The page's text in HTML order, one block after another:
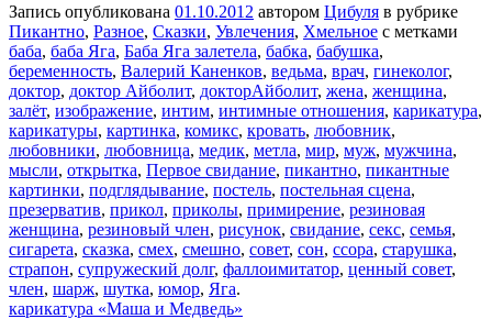
Запись опубликована 01.10.2012 автором Цибуля в рубрике
Пикантно, Разное, Сказки, Увлечения, Хмельное с метками
баба, баба Яга, Баба Яга залетела, бабка, бабушка,
беременность, Валерий Каненков, ведьма, врач, гинеколог,
доктор, доктор Айболит, докторАйболит, жена, женщина,
залёт, изображение, интим, интимные отношения, карикатура,
карикатуры, картинка, комикс, кровать, любовник,
любовники, любовница, медик, метла, мир, муж, мужчина,
мысли, открытка, Первое свидание, пикантно, пикантные
картинки, подглядывание, постель, постельная сцена,
презерватив, прикол, приколы, примирение, резиновая
женщина, резиновый член, рисунок, свидание, секс, семья,
сигарета, сказка, смех, смешно, совет, сон, ссора, старушка,
страпон, супружеский долг, фаллоимитатор, ценный совет,
член, шарж, шутка, юмор, Яга.
карикатура «Маша и Медведь»